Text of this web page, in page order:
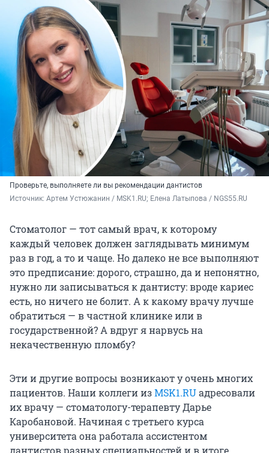
Проверьте, выполняете ли вы рекомендации дантистов
Источник: Артем Устюжанин / MSK1.RU; Елена Латыпова / NGS55.RU
Стоматолог — тот самый врач, к которому
каждый человек должен заглядывать минимум
раз в год, а то и чаще. Но далеко не все выполняют
это предписание: дорого, страшно, да и непонятно,
нужно ли записываться к дантисту: вроде кариес
есть, но ничего не болит. А к какому врачу лучше
обратиться — в частной клинике или в
государственной? А вдруг я нарвусь на
некачественную пломбу?
Эти и другие вопросы возникают у очень многих
пациентов. Наши коллеги изMSK1.RUадресовали
их врачу — стоматологу-терапевту Дарье
Каробановой. Начиная с третьего курса
университета она работала ассистентом
дантистов разных специальностей и в итоге